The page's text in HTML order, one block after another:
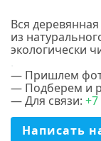
Цена
Цвет
Вся
из
экологически
— Пришлем
— Подберем и
— Для связи: +7
Написать